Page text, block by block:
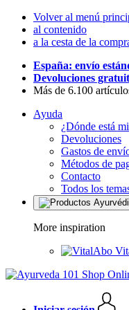
Volver al menú
al contenido
a la cesta de la
España: envío
Devoluciones
Más de 6.100
Ayuda
¿Dónde está
Devoluciones
Gastos de
Métodos de
Contacto
Todos los
More inspiration